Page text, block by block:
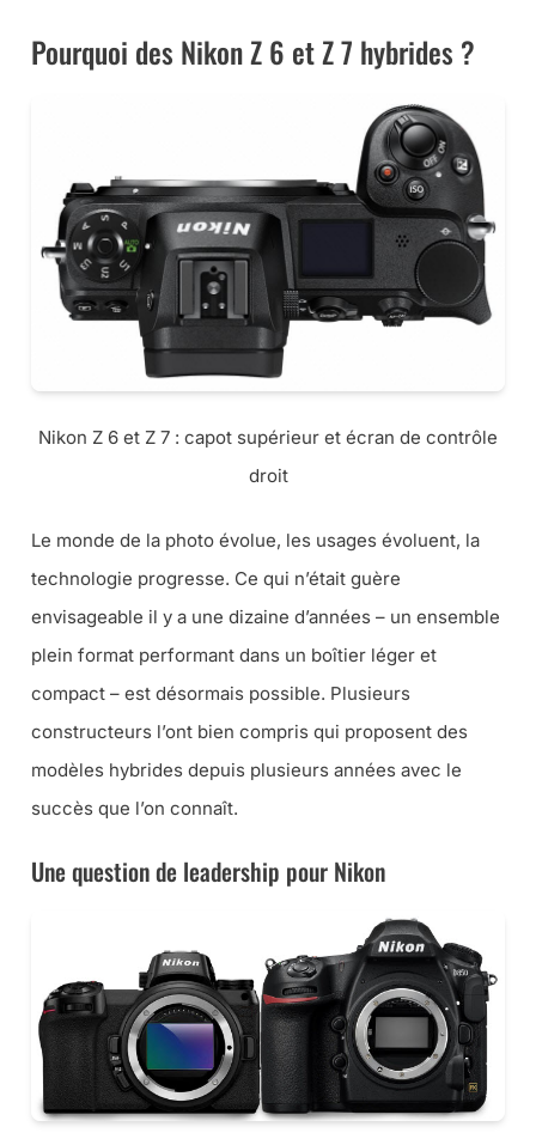
Pourquoi des Nikon Z 6 et Z 7 hybrides ?
Nikon Z 6 et Z 7 : capot supérieur et écran de contrôle
droit
Le monde de la photo évolue, les usages évoluent, la
technologie progresse. Ce qui n’était guère
envisageable il y a une dizaine d’années – un ensemble
plein format performant dans un boîtier léger et
compact – est désormais possible. Plusieurs
constructeurs l’ont bien compris qui proposent des
modèles hybrides depuis plusieurs années avec le
succès que l’on connaît.
Une question de leadership pour Nikon